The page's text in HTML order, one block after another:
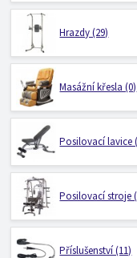
Hrazdy (29)
Masážní křesla (0)
Posilovací lavice
Posilovací stroje
Příslušenství (11)